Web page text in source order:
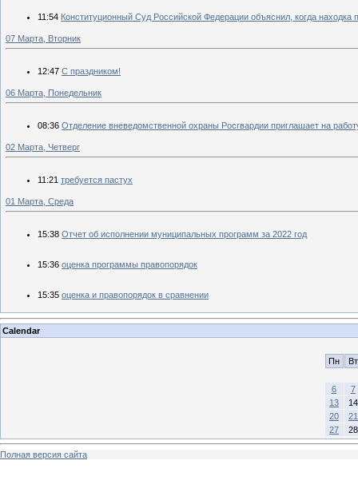
11:54 Конституционный Суд Российской Федерации объяснил, когда находка
07 Марта, Вторник
12:47 С праздником!
06 Марта, Понедельник
08:36 Отделение вневедомственной охраны Росгвардии приглашает на
02 Марта, Четверг
11:21 требуется пастух
01 Марта, Среда
15:38 Отчет об исполнении муниципальных программ за 2022 год
15:36 оценка программы правопорядок
15:35 оценка и правопорядок в сравнении
Calendar
Пн Вт
6
7
13
14
20
21
27
28
Полная версия сайта